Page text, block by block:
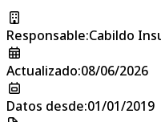
Responsable:Cabildo
Actualizado:08/06/2026
Datos desde:01/01/2019